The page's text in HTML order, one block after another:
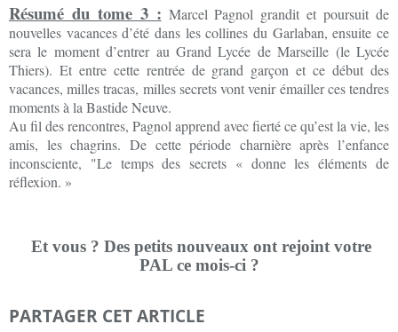
Résumé du tome 3 : Marcel Pagnol grandit et poursuit de
nouvelles vacances d’été dans les collines du Garlaban, ensuite ce
sera le moment d’entrer au Grand Lycée de Marseille (le Lycée
Thiers). Et entre cette rentrée de grand garçon et ce début des
vacances, milles tracas, milles secrets vont venir émailler ces tendres
moments à la Bastide Neuve.
Au fil des rencontres, Pagnol apprend avec fierté ce qu’est la vie, les
amis, les chagrins. De cette période charnière après l’enfance
inconsciente, "Le temps des secrets « donne les éléments de
réflexion. »
Et vous ? Des petits nouveaux ont rejoint votre
PAL ce mois-ci ?
PARTAGER CET ARTICLE